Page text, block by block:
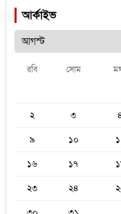
আর্কাইভ
রবি সোম
২
৩
৯
১০
১৬
১৭
২৩
২৪